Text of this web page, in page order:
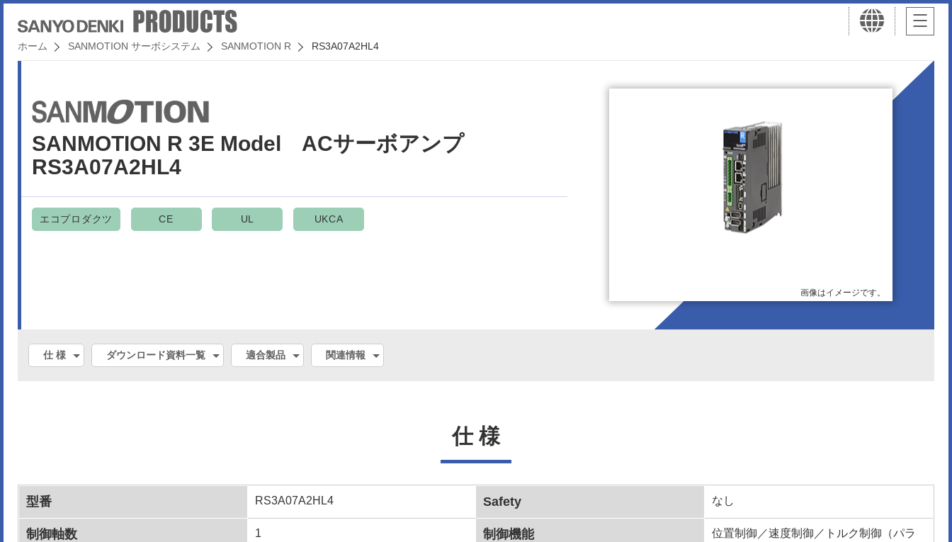
ホーム SANMOTION サーボシステム SANMOTION R RS3A07A2HL4
SANMOTION R 3E Model ACサーボアンプ
RS3A07A2HL4
エコプロダクツ CE UL UKCA
画像はイメージです。
仕 様 ダウンロード資料一覧 適合製品 関連情報
仕 様
型番 RS3A07A2HL4 Safety なし
制御軸数 1 制御機能
位置制御／速度制御／トルク制御（パラ